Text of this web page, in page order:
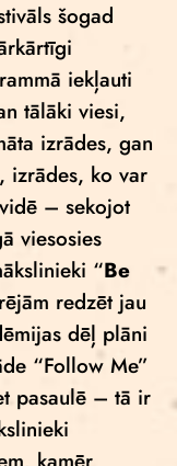
šogad
iekļauti
tālāki viesi,
izrādes, gan
izrādes, ko var
– sekojot
viesosies
“Be
redzēt jau
dēļ plāni
“Follow Me”
pasaulē – tā ir